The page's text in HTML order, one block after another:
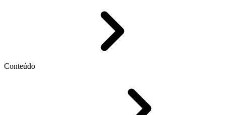
Conteúdo